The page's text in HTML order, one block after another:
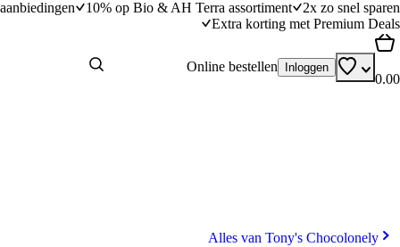
10% op Bio & AH Terra assortiment
2x zo snel sparen
Extra korting met Premium Deals
Online bestellen Inloggen
0.00
Alles van Tony's Chocolonely